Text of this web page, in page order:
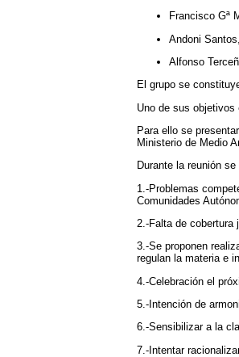
Francisco Gª
Andoni
Alfonso
El grupo se
Uno de sus
Para ello se
Ministerio de Medio
Durante la reunión
1.-Problemas
Comunidades
2.-Falta de cobertura
3.-Se proponen
regulan la materia e
4.-Celebración el
5.-Intención de
6.-Sensibilizar a la
7.-Intentar